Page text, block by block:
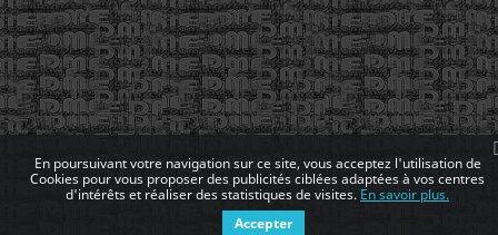
En poursuivant votre navigation sur ce site, vous acceptez l'utilisation de
Cookies pour vous proposer des publicités ciblées adaptées à vos centres
d'intérêts et réaliser des statistiques de visites. En savoir plus.
Accepter